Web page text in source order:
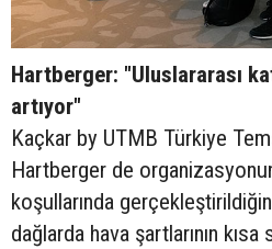
Hartberger: "Uluslararası
artıyor"
Kaçkar by UTMB Türkiye
Hartberger de
koşullarında
dağlarda hava şartlarının